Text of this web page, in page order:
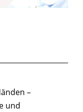
–
und